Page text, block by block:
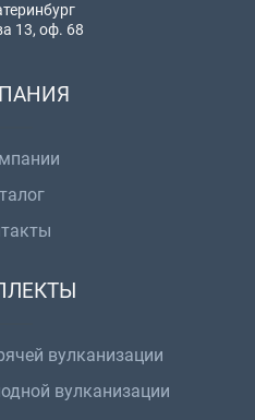
13, оф. 68
вулканизации
вулканизации